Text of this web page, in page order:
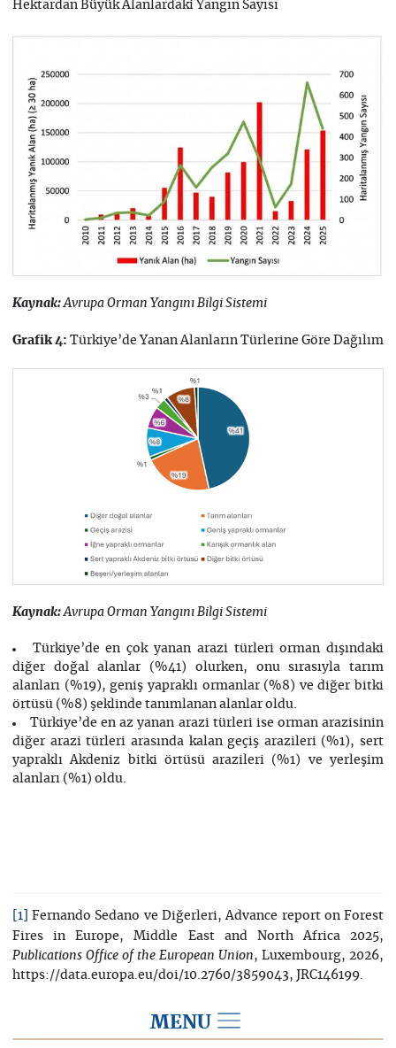
Hektardan Büyük Alanlardaki Yangın Sayısı
Kaynak:Avrupa Orman Yangını Bilgi Sistemi
Grafik 4: Türkiye’de Yanan Alanların Türlerine Göre Dağılım
Kaynak:Avrupa Orman Yangını Bilgi Sistemi
Türkiye’de en çok yanan arazi türleri orman dışındaki
diğer doğal alanlar (%41) olurken, onu sırasıyla tarım
alanları (%19), geniş yapraklı ormanlar (%8) ve diğer bitki
örtüsü (%8) şeklinde tanımlanan alanlar oldu.
Türkiye’de en az yanan arazi türleri ise orman arazisinin
diğer arazi türleri arasında kalan geçiş arazileri (%1), sert
yapraklı Akdeniz bitki örtüsü arazileri (%1) ve yerleşim
alanları (%1) oldu.
[1]
Fernando Sedano ve Diğerleri, Advance report on Forest
Fires in Europe, Middle East and North Africa 2025,
Publications Office of the European Union, Luxembourg, 2026,
https://data.europa.eu/doi/10.2760/3859043, JRC146199.
MENU